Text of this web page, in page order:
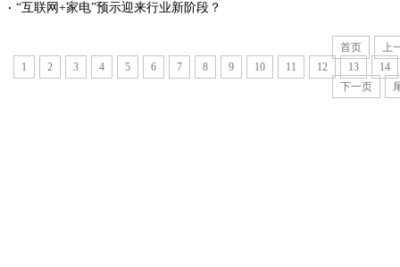
“互联网+家电”预示迎来行业新阶段？
首页
上
1
2 3 4 5 6 7 8 9 10 11 12 13
14
下一页